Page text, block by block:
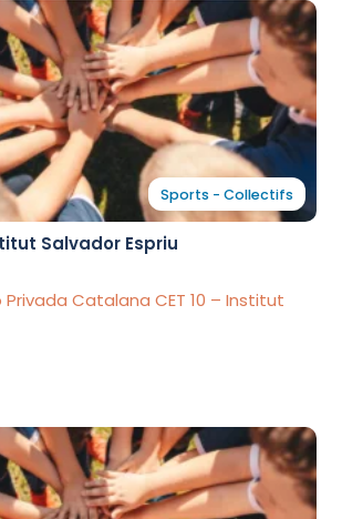
Sports - Collectifs
Salvador Espriu
Privada Catalana CET 10 – Institut